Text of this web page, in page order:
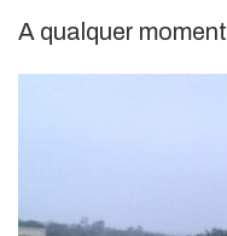
A qualquer